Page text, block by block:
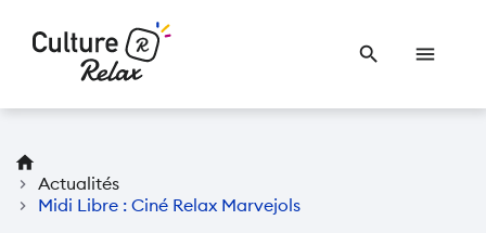
search menu
home
chevron_right
Actualités
chevron_right
Midi Libre : Ciné Relax Marvejols